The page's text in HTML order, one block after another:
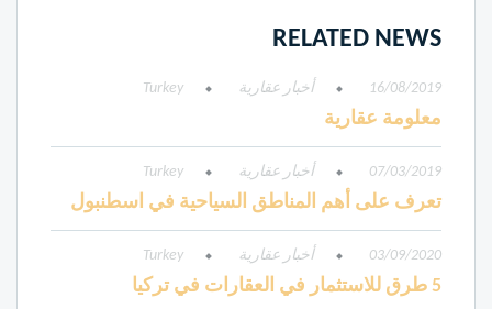
RELATED NEWS
16/08/2019 أخبار عقارية Turkey
معلومة عقارية
07/03/2019 أخبار عقارية Turkey
تعرف على أهم المناطق السياحية في اسطنبول
03/09/2020 أخبار عقارية Turkey
5 طرق للاستثمار في العقارات في تركيا